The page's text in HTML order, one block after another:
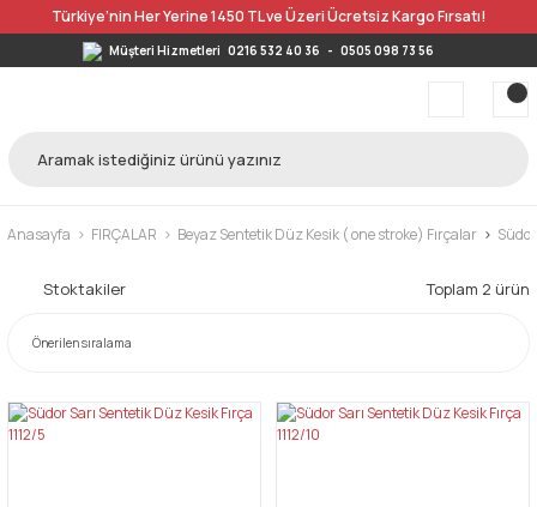
Türkiye’nin Her Yerine 1450 TL ve Üzeri Ücretsiz Kargo Fırsatı!
Müşteri Hizmetleri 0216 532 40 36 - 0505 098 73 56
Anasayfa FIRÇALAR Beyaz Sentetik Düz Kesik ( one stroke) Fırçalar
Stoktakiler Toplam 2 ürün